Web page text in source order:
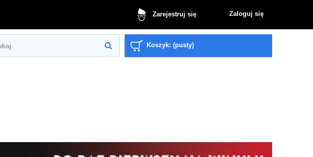
Zarejestruj się Zaloguj się
Koszyk: (pusty)